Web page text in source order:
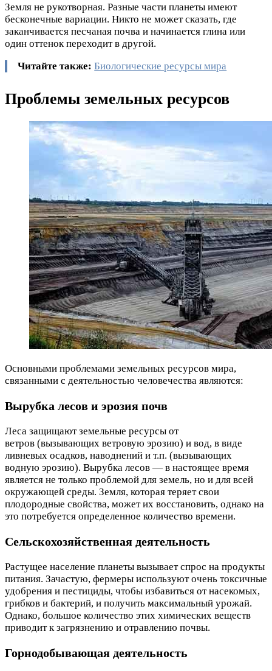
Земля не рукотворная. Разные части планеты имеют
бесконечные вариации. Никто не может сказать, где
заканчивается песчаная почва и начинается глина или
один оттенок переходит в другой.
Читайте также:Биологические ресурсы мира
Проблемы земельных ресурсов
Основными проблемами земельных ресурсов мира,
связанными с деятельностью человечества являются:
Вырубка лесов и эрозия почв
Леса защищают земельные ресурсы от
ветров (вызывающих ветровую эрозию) и вод, в виде
ливневых осадков, наводнений и т.п. (вызывающих
водную эрозию). Вырубка лесов — в настоящее время
является не только проблемой для земель, но и для всей
окружающей среды. Земля, которая теряет свои
плодородные свойства, может их восстановить, однако на
это потребуется определенное количество времени.
Сельскохозяйственная деятельность
Растущее население планеты вызывает спрос на продукты
питания. Зачастую, фермеры используют очень токсичные
удобрения и пестициды, чтобы избавиться от насекомых,
грибков и бактерий, и получить максимальный урожай.
Однако, большое количество этих химических веществ
приводит к загрязнению и отравлению почвы.
Горнодобывающая деятельность